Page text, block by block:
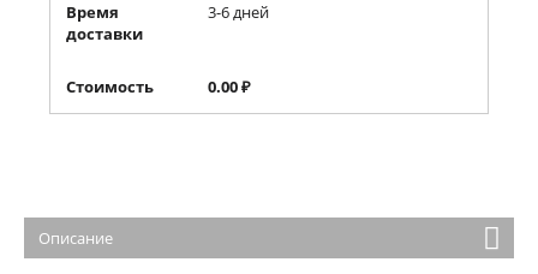
Время
доставки
3-6 дней
Стоимость 0.00 ₽
Описание